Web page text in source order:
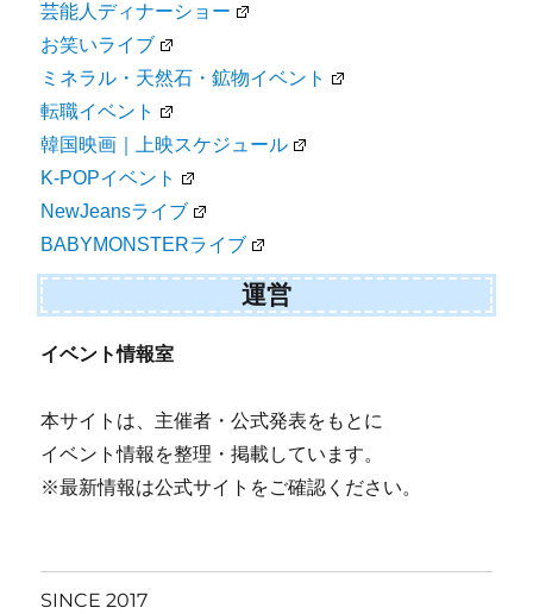
芸能人ディナーショー
お笑いライブ
ミネラル・天然石・鉱物イベント
転職イベント
韓国映画｜上映スケジュール
K-POPイベント
NewJeansライブ
BABYMONSTERライブ
運営
イベント情報室
本サイトは、主催者・公式発表をもとに
イベント情報を整理・掲載しています。
※最新情報は公式サイトをご確認ください。
SINCE 2017